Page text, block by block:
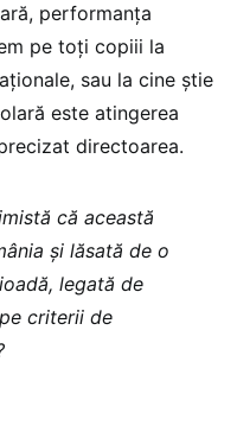
performanța
pe toți copiii la
sau la cine știe
este atingerea
directoarea.
că această
și lăsată de o
legată de
criterii de